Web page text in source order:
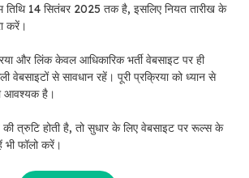
14 सितंबर 2025 तक है, इसलिए नियत तारीख के
करें।
और लिंक केवल आधिकारिक भर्ती वेबसाइट पर ही
वेबसाइटों से सावधान रहें। पूरी प्रक्रिया को ध्यान से
आवश्यक है।
त्रुटि होती है, तो सुधार के लिए वेबसाइट पर रूल्स के
भी फॉलो करें।